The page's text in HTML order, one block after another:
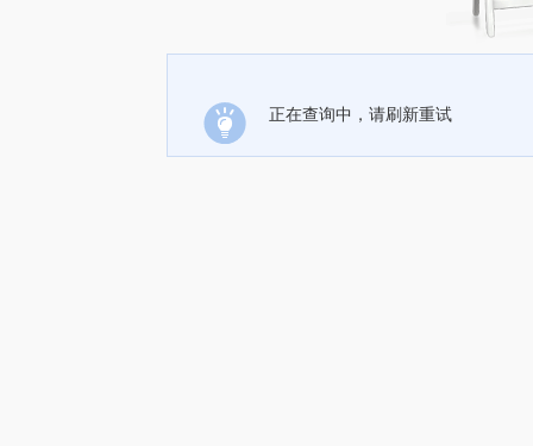
正在查询中，请刷新重试